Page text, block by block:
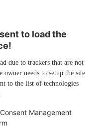
to load the
due to trackers that are not
needs to setup the site
to the list of technologies
Management